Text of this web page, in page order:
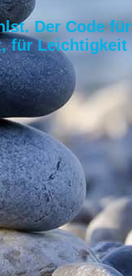
Der Code für
für Leichtigkeit